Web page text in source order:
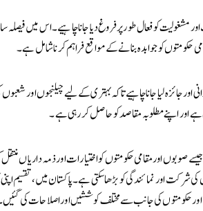
اور مشغولیت کو فعال طور پر فروغ دیا جانا چاہیے۔ اس میں
حکومتوں کو جوابدہ بنانے کے مواقع فراہم کرنا شامل ہے۔
اور جائزہ لیا جانا چاہیے تاکہ بہتری کے لیے چیلنجوں اور
ہے اور اپنے مطلوبہ مقاصد کو حاصل کر رہی ہے۔
صوبوں اور مقامی حکومتوں کو اختیارات اور ذمہ داریاں
شرکت اور نمائندگی کو بڑھا سکتی ہے۔ پاکستان میں، تقسیم
اور حکومتوں کی جانب سے مختلف کوششیں اور اصلاحات کی